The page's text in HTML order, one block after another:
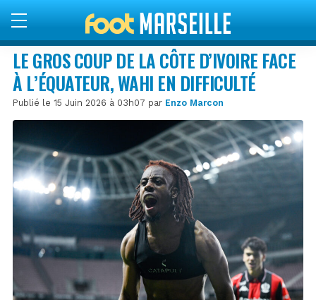
LE GROS COUP DE LA CÔTE D’IVOIRE FACE
À L’ÉQUATEUR, WAHI EN DIFFICULTÉ
Publié le 15 Juin 2026 à 03h07 par Enzo Marcon